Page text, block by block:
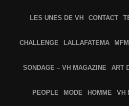
LES UNES DE VH CONTACT
CHALLENGE LALLAFATEMA
SONDAGE – VH MAGAZINE ART
PEOPLE MODE HOMME VH